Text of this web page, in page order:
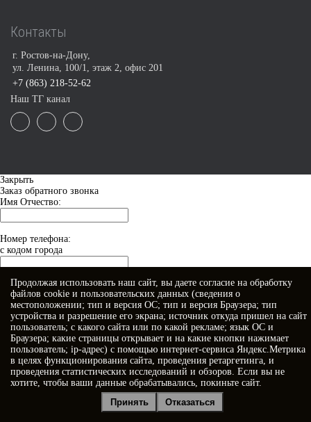
Контакты
г. Ростов-на-Дону,
ул. Ленина, 100/1, этаж 2, офис 201
+7 (863) 218-52-62
Наш ТГ канал
Закрыть
Заказ обратного звонка
Имя Отчество:
Номер телефона:
с кодом города
Когда позвонить?
Я принимаю условияПолитики конфиденциальности
согласие на обработку персональных данных
Продолжая использовать наш сайт, вы даете согласие на обработку
файлов cookie и пользовательских данных (сведения о
местоположении; тип и версия ОС; тип и версия Браузера; тип
устройства и разрешение его экрана; источник откуда пришел на сайт
пользователь; с какого сайта или по какой рекламе; язык ОС и
Браузера; какие страницы открывает и на какие кнопки нажимает
пользователь; ip-адрес) с помощью интернет-сервиса Яндекс.Метрика
в целях функционирования сайта, проведения ретаргетинга, и
проведения статистических исследований и обзоров. Если вы не
хотите, чтобы ваши данные обрабатывались, покиньте сайт.
Принять
Отказаться